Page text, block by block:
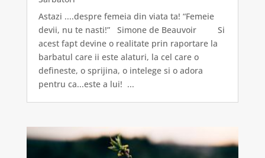
Astazi ....despre femeia din viata ta! “Femeie
devii, nu te nasti!” Simone de Beauvoir Si
acest fapt devine o realitate prin raportare la
barbatul care ii este alaturi, la cel care o
defineste, o sprijina, o intelege si o adora
pentru ca...este a lui! ...